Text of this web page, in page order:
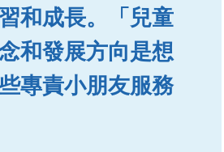
和成長。「兒童
和發展方向是想
專責小朋友服務